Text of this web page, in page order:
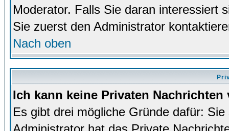
Moderator. Falls Sie daran interessiert
Sie zuerst den Administrator
Nach oben
Ich kann keine Privaten Nachrichten
Es gibt drei mögliche Gründe dafür: